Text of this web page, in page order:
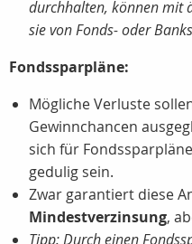
durchhalten, können mit
sie von Fonds- oder
Fondssparpläne:
Mögliche Verluste
Gewinnchancen
sich für
gedulig sein.
Zwar garantiert diese
Mindestverzinsung,
Tipp: Durch einen